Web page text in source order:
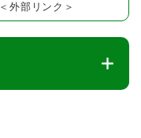
＜外部リンク＞